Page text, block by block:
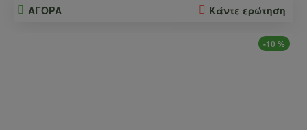
ΑΓΟΡΑ Κάντε ερώτηση
-10 %